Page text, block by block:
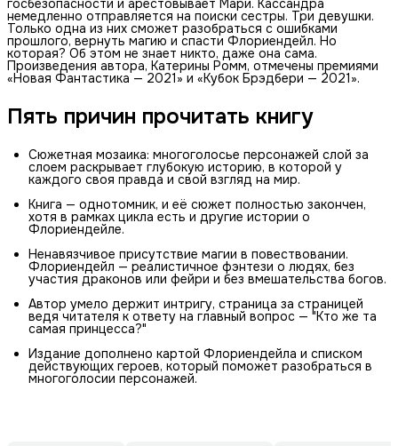
немедленно отправляется на поиски сестры. Три девушки.
Только одна из них сможет разобраться с ошибками
прошлого, вернуть магию и спасти Флориендейл. Но
которая? Об этом не знает никто, даже она сама.
Произведения автора, Катерины Ромм, отмечены премиями
«Новая Фантастика — 2021» и «Кубок Брэдбери — 2021».
Пять причин прочитать книгу
Сюжетная мозаика: многоголосье персонажей слой за
слоем раскрывает глубокую историю, в которой у
каждого своя правда и свой взгляд на мир.
Книга — однотомник, и её сюжет полностью закончен,
хотя в рамках цикла есть и другие истории о
Флориендейле.
Ненавязчивое присутствие магии в повествовании.
Флориендейл — реалистичное фэнтези о людях, без
участия драконов или фейри и без вмешательства богов.
Автор умело держит интригу, страница за страницей
ведя читателя к ответу на главный вопрос — "Кто же та
самая принцесса?"
Издание дополнено картой Флориендейла и списком
действующих героев, который поможет разобраться в
многоголосии персонажей.